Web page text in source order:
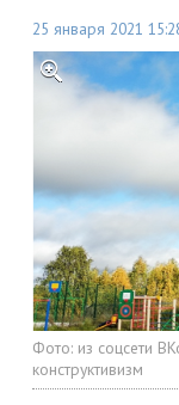
25 января 2021
Фото: из соцсети
конструктивизм